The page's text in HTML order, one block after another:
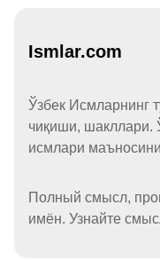
Ismlar.com
Ўзбек Исмларнинг
чиқиши, шакллари.
исмлари
Полный смысл,
имён. Узнайте